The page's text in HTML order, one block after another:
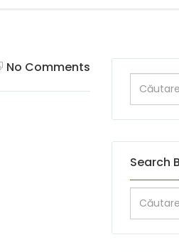
No Comments
Search